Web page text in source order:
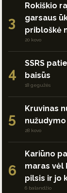
3
Rokiškio
garsaus
pribloškė
20 kovo
4
SSRS
baisūs
18 gegužės
5
Kruvinas
28 kovo
6
Kariūno
maras vėl
pilsis ir jo
6 balandžio